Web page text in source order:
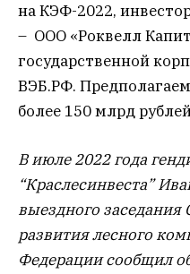
на КЭФ-2022,
– ООО «Роквелл
государственной
ВЭБ.РФ.
более 150 млрд
В июле 2022 года
“Краслесинвеста”
выездного заседания
развития лесного
Федерации сообщил